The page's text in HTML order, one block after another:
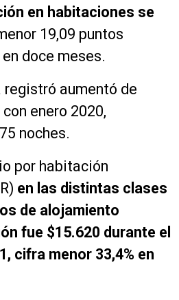
en habitaciones se
19,09 puntos
doce meses.
aumentó de
enero 2020,
noches.
por habitación
en las distintas clases
de alojamiento
fue $15.620 durante el
cifra menor 33,4% en